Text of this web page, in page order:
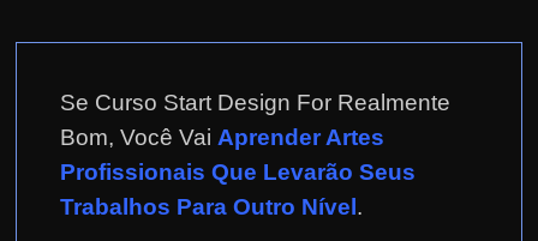
Se Curso Start Design For Realmente
Bom, Você Vai Aprender Artes
Profissionais Que Levarão Seus
Trabalhos Para Outro Nível.